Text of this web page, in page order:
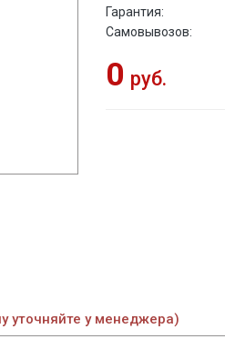
Гарантия:
Самовывозов:
0 руб.
уточняйте у менеджера)